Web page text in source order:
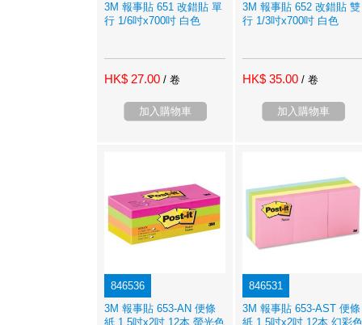
3M 報事貼 651 改錯貼 單
行 1/6吋x700吋 白色
HK$ 27.00 / 卷
加入購物車
3M 報事貼 652 改錯貼 雙
行 1/3吋x700吋 白色
HK$ 35.00 / 卷
加入購物車
846536
3M 報事貼 653-AN 便條
紙 1.5吋x2吋 12本 螢光色
846531
3M 報事貼 653-AST 便條
紙 1.5吋x2吋 12本 幻彩色